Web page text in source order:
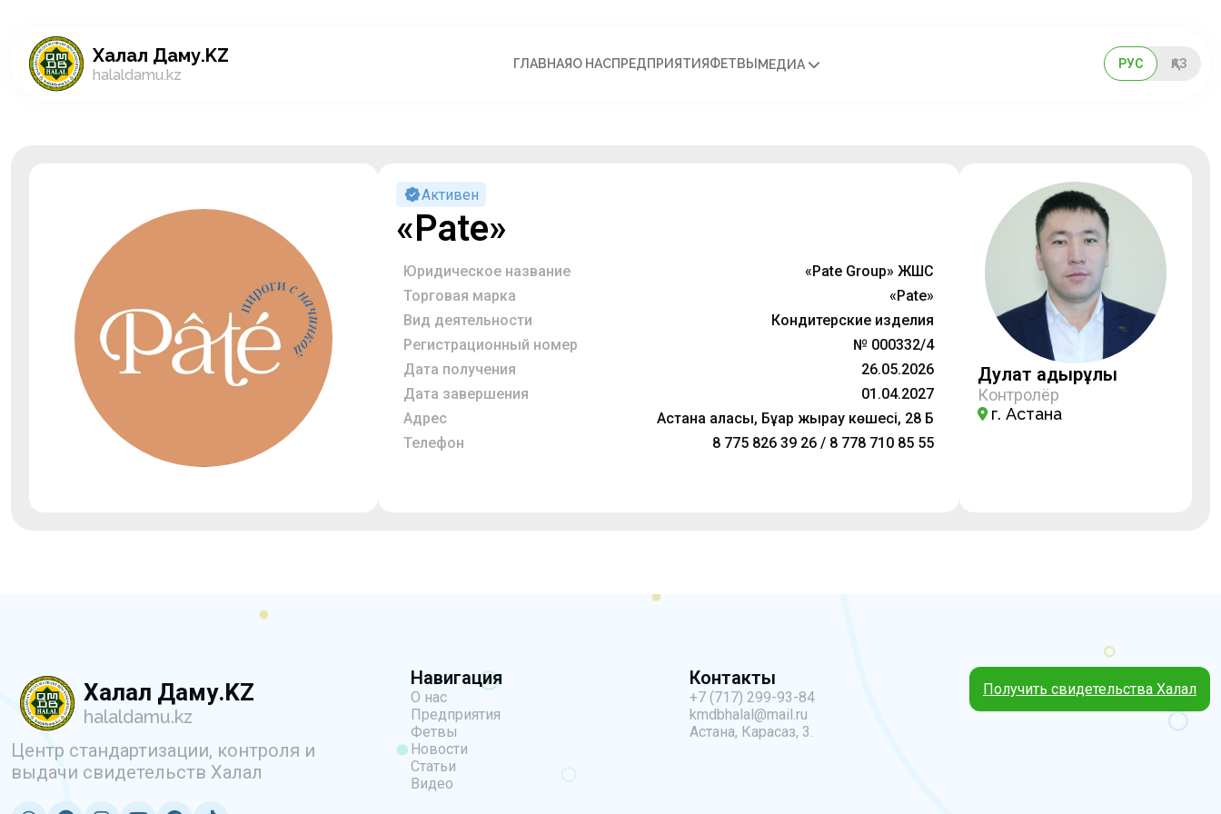
Халал Даму.KZ
halaldamu.kz
ГЛАВНАЯО НАСПРЕДПРИЯТИЯФЕТВЫ МЕДИА РУС ҚАЗ
Активен
«Pate»
Юридическое название
«Pate Group» ЖШС
Торговая марка
«Pate»
Вид деятельности
Кондитерские изделия
Регистрационный номер
№ 000332/4
Дата получения
26.05.2026
Дата завершения
01.04.2027
Адрес
Астана қаласы, Бұқар жырау көшесі, 28 Б
Телефон
8 775 826 39 26 / 8 778 710 85 55
Дулат Қадырұлы
Контролёр
г. Астана
Халал Даму.KZ
halaldamu.kz
Центр стандартизации, контроля и
выдачи свидетельств Халал
Навигация
О нас
Предприятия
Фетвы
Новости
Статьи
Видео
Контакты
+7 (717) 299-93-84
kmdbhalal@mail.ru
Астана, Карасаз, 3.
Получить свидетельства Халал